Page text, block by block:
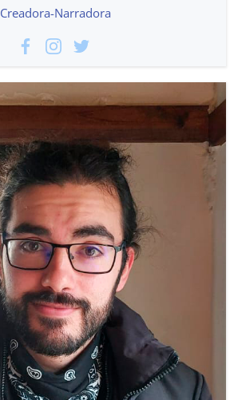
Creadora-Narradora